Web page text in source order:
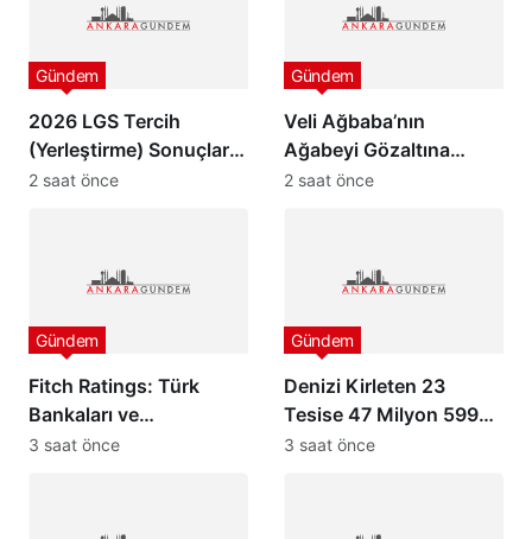
2026 LGS Tercih
(Yerleştirme) Sonuçları
Açıklandı
Gündem
2 saat önce
Veli Ağbaba’nın
Ağabeyi Gözaltına
Alındı
Gündem
2 saat önce
Fitch Ratings: Türk
Bankaları ve
Hazinesinin Uluslararası
Gündem
3 saat önce
Denizi Kirleten 23
Tesise 47 Milyon 599
Bin Lira İdari Para
Gündem
3 saat önce